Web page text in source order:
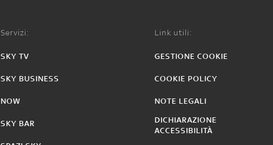
Servizi:
SKY TV
SKY BUSINESS
NOW
SKY BAR
Link utili:
GESTIONE COOKIE
COOKIE POLICY
NOTE LEGALI
DICHIARAZIONE
ACCESSIBILITÀ